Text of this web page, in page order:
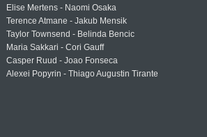
Elise Mertens - Naomi Osaka
Terence Atmane - Jakub Mensik
Taylor Townsend - Belinda Bencic
Maria Sakkari - Cori Gauff
Casper Ruud - Joao Fonseca
Alexei Popyrin - Thiago Augustin Tirante